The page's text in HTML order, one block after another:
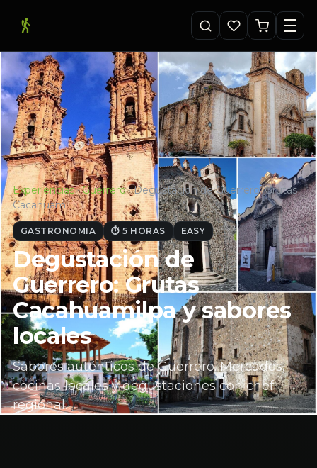
Experiencias · Guerrero · Degustación de Guerrero: Grutas
Cacahuam…
GASTRONOMIA ⏱ 5 HORAS EASY
Degustación de
Guerrero: Grutas
Cacahuamilpa y sabores
locales
Sabores auténticos de Guerrero. Mercados,
cocinas locales y degustaciones con chef
regional.